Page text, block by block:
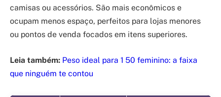
camisas ou acessórios. São mais econômicos e
ocupam menos espaço, perfeitos para lojas menores
ou pontos de venda focados em itens superiores.
Leia também: Peso ideal para 1 50 feminino: a faixa
que ninguém te contou